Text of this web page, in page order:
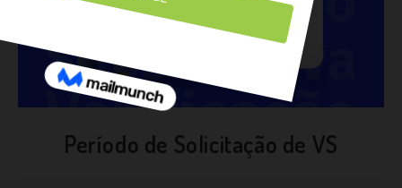
Período de Solicitação de VS